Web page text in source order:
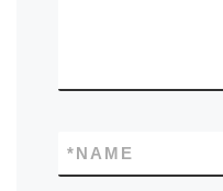
NAME
*